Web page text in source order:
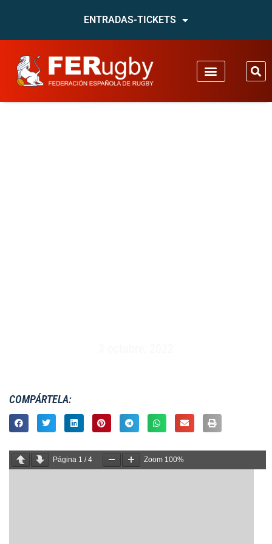
ENTRADAS-TICKETS
COMPÁRTELA:
Página 1 /4 Zoom 100%